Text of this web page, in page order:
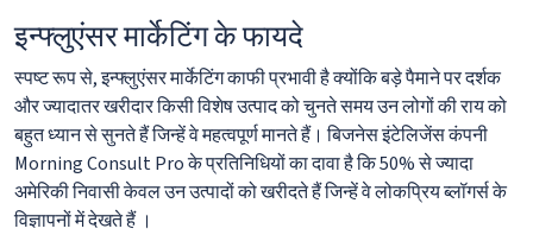
इन्फ्लुएंसर मार्केटिंग के फायदे
स्पष्ट रूप से, इन्फ्लुएंसर मार्केटिंग काफी प्रभावी है क्योंकि बड़े पैमाने पर दर्शक
और ज्यादातर खरीदार किसी विशेष उत्पाद को चुनते समय उन लोगों की राय को
बहुत ध्यान से सुनते हैं जिन्हें वे महत्वपूर्ण मानते हैं। बिजनेस इंटेलिजेंस कंपनी
Morning Consult Pro के प्रतिनिधियों का दावा है कि 50% से ज्यादा
अमेरिकी निवासी केवल उन उत्पादों को खरीदते हैं जिन्हें वे लोकप्रिय ब्लॉगर्स के
विज्ञापनों में देखते हैं ।